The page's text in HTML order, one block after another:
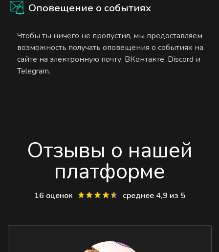
Оповещение о событиях
Чтобы ты ничего не пропустил, мы предоставляем
возможность получать оповещения о событиях на
сайте на электронную почту, ВКонтакте, Discord и
Telegram.
Отзывы о нашей
платформе
16 оценок среднее 4,9 из 5